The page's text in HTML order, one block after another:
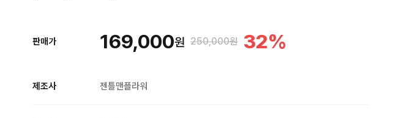
판매가 169,000원 250,000원 32%
제조사 젠틀맨플라워